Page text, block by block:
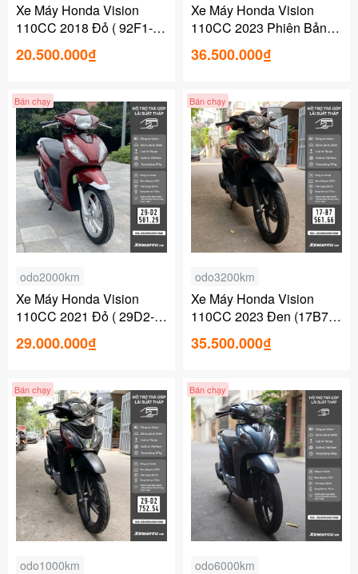
Xe Máy Honda Vision
110CC 2018 Đỏ ( 92F1-
602.32 )
20.500.000₫
Xe Máy Honda Vision
110CC 2023 Phiên Bản
Cá Tính (29V1-806.05)
36.500.000₫
Bán chạy
odo2000km
Xe Máy Honda Vision
110CC 2021 Đỏ ( 29D2-
581.29 )
29.000.000₫
Bán chạy
odo3200km
Xe Máy Honda Vision
110CC 2023 Đen (17B7-
561.66 )
35.500.000₫
Bán chạy
odo1000km
Bán chạy
odo6000km